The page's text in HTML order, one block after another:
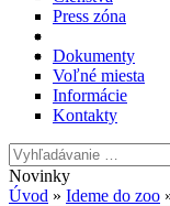
Press zóna
Dokumenty
Voľné miesta
Informácie
Kontakty
Novinky
Úvod » Ideme do zoo